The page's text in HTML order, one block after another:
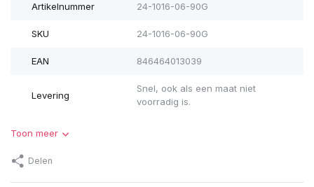
Artikelnummer 24-1016-06-90G
SKU 24-1016-06-90G
EAN 846464013039
Levering
Snel, ook als een maat niet
voorradig is.
Toon meer
Delen